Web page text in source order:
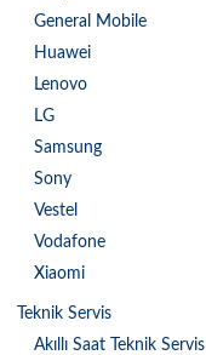
General Mobile
Huawei
Lenovo
LG
Samsung
Sony
Vestel
Vodafone
Xiaomi
Teknik Servis
Akıllı Saat Teknik Servis